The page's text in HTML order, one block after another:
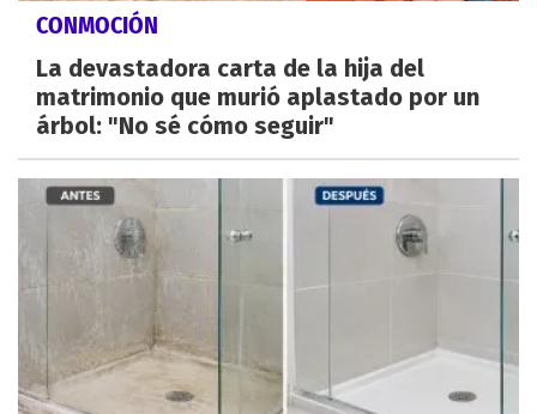
CONMOCIÓN
La devastadora carta de la hija del
matrimonio que murió aplastado por un
árbol: "No sé cómo seguir"